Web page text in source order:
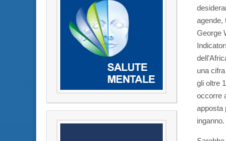
agende,
George
una
gli oltre
occorre
apposta
inganno.